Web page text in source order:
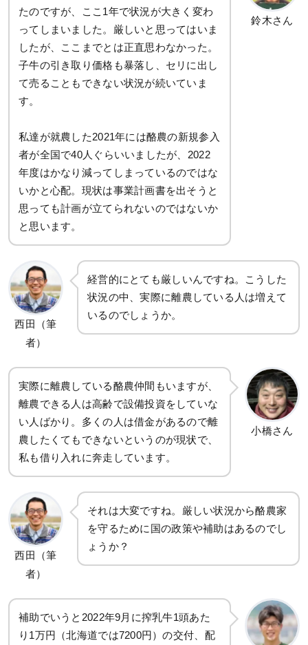
たのですが、ここ1年で状況が大きく変わ
ってしまいました。厳しいと思ってはいま
したが、ここまでとは正直思わなかった。
子牛の引き取り価格も暴落し、セリに出し
て売ることもできない状況が続いていま
す。
私達が就農した2021年には酪農の新規参入
者が全国で40人ぐらいいましたが、2022
年度はかなり減ってしまっているのではな
いかと心配。現状は事業計画書を出そうと
思っても計画が立てられないのではないか
と思います。
鈴木さん
西田（筆
者）
経営的にとても厳しいんですね。こうした
状況の中、実際に離農している人は増えて
いるのでしょうか。
実際に離農している酪農仲間もいますが、
離農できる人は高齢で設備投資をしていな
い人ばかり。多くの人は借金があるので離
農したくてもできないというのが現状で、
私も借り入れに奔走しています。
小橋さん
西田（筆
者）
それは大変ですね。厳しい状況から酪農家
を守るために国の政策や補助はあるのでし
ょうか？
補助でいうと2022年9月に搾乳牛1頭あた
り1万円（北海道では7200円）の交付、配